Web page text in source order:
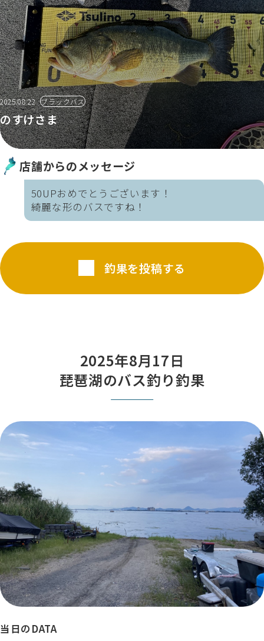
2025.08.22 ブラックバス
のすけさま
店舗からのメッセージ
50UPおめでとうございます！
綺麗な形のバスですね！
釣果を投稿する
2025年8月17日
琵琶湖のバス釣り釣果
当日のDATA